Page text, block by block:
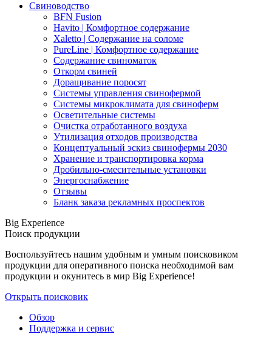
Свиноводство
BFN Fusion
Havito | Комфортное содержание
Xaletto | Содержание на соломе
PureLine | Комфортное содержание
Содержание свиноматок
Откорм свиней
Доращивание поросят
Системы управления свинофермой
Системы микроклимата для свиноферм
Осветительные системы
Очистка отработанного воздуха
Утилизация отходов производства
Концептуальный эскиз свинофермы 2030
Хранение и транспортировка корма
Дробильно-смесительные установки
Энергоснабжение
Отзывы
Бланк заказа рекламных проспектов
Big Experience
Поиск продукции
Воспользуйтесь нашим удобным и умным поисковиком
продукции для оперативного поиска необходимой вам
продукции и окунитесь в мир Big Experience!
Открыть поисковик
Обзор
Поддержка и сервис